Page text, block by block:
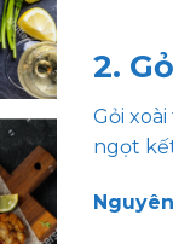
2.
Gỏi
ngọt